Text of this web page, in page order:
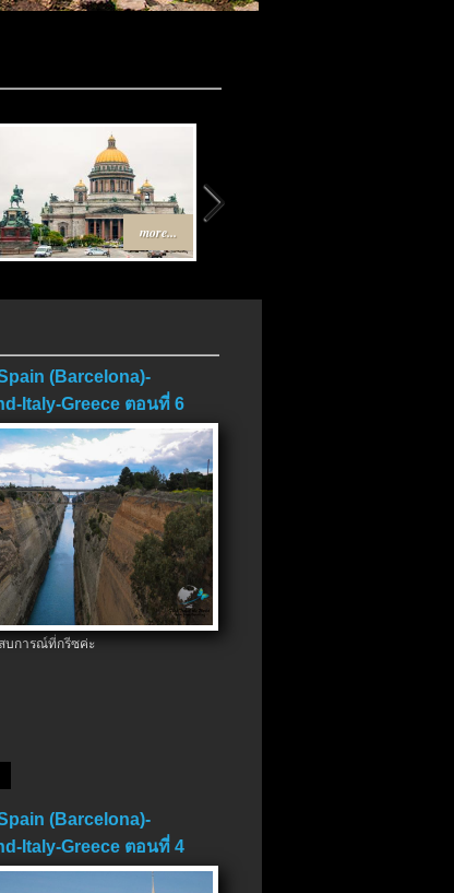
more...
(Barcelona)-
Italy-Greece ตอนที่ 6
บการณ์ที่กรีซค่ะ
(Barcelona)-
Italy-Greece ตอนที่ 4